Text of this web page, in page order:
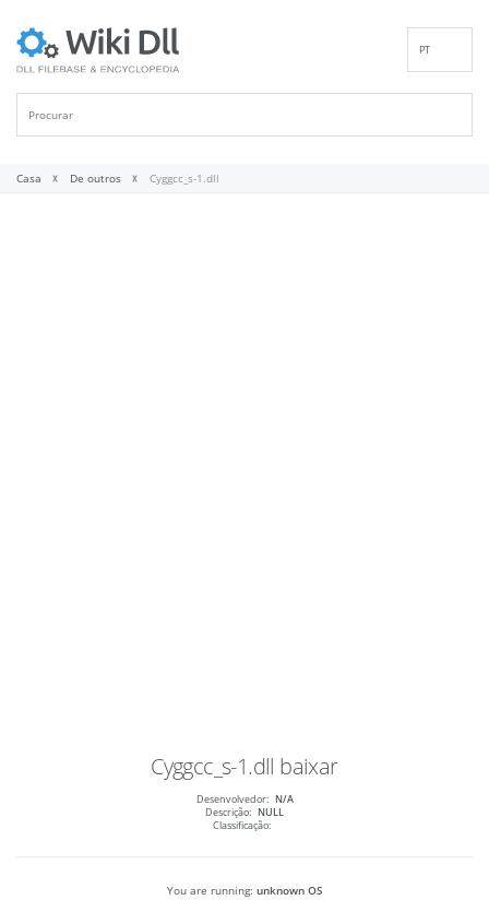
PT
Casa De outros Cyggcc_s-1.dll
Cyggcc_s-1.dll baixar
Desenvolvedor: N/A
Descrição: NULL
Classificação:
You are running: unknown OS